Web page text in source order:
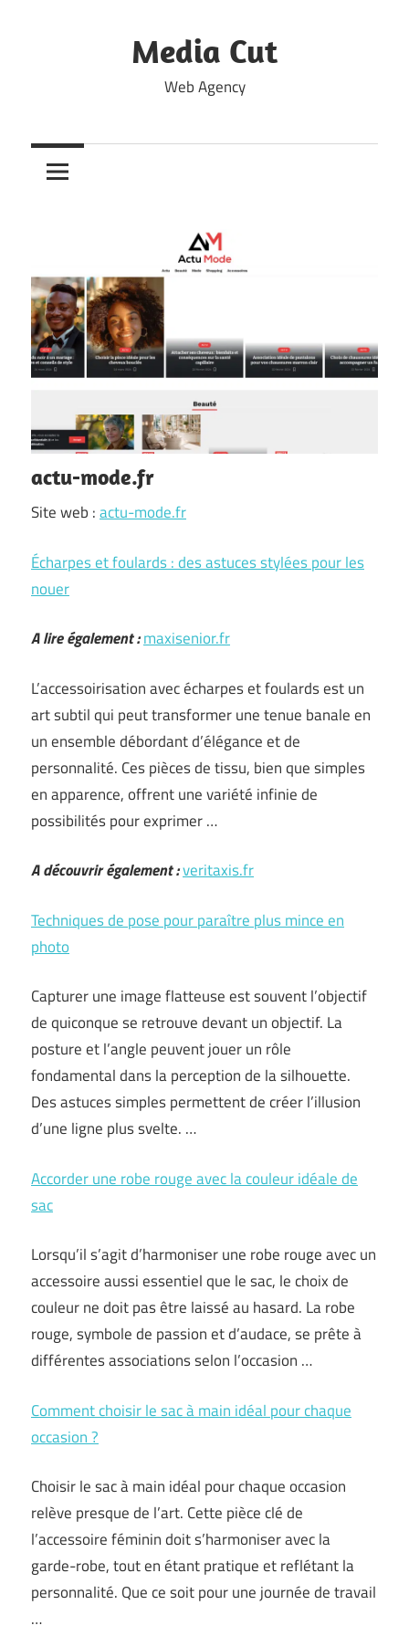
Media Cut
Web Agency
actu-mode.fr
Site web :actu-mode.fr
Écharpes et foulards : des astuces stylées pour les
nouer
A lire également :maxisenior.fr
L’accessoirisation avec écharpes et foulards est un
art subtil qui peut transformer une tenue banale en
un ensemble débordant d’élégance et de
personnalité. Ces pièces de tissu, bien que simples
en apparence, offrent une variété infinie de
possibilités pour exprimer …
A découvrir également :veritaxis.fr
Techniques de pose pour paraître plus mince en
photo
Capturer une image flatteuse est souvent l’objectif
de quiconque se retrouve devant un objectif. La
posture et l’angle peuvent jouer un rôle
fondamental dans la perception de la silhouette.
Des astuces simples permettent de créer l’illusion
d’une ligne plus svelte. …
Accorder une robe rouge avec la couleur idéale de
sac
Lorsqu’il s’agit d’harmoniser une robe rouge avec un
accessoire aussi essentiel que le sac, le choix de
couleur ne doit pas être laissé au hasard. La robe
rouge, symbole de passion et d’audace, se prête à
différentes associations selon l’occasion …
Comment choisir le sac à main idéal pour chaque
occasion ?
Choisir le sac à main idéal pour chaque occasion
relève presque de l’art. Cette pièce clé de
l’accessoire féminin doit s’harmoniser avec la
garde-robe, tout en étant pratique et reflétant la
personnalité. Que ce soit pour une journée de travail
…